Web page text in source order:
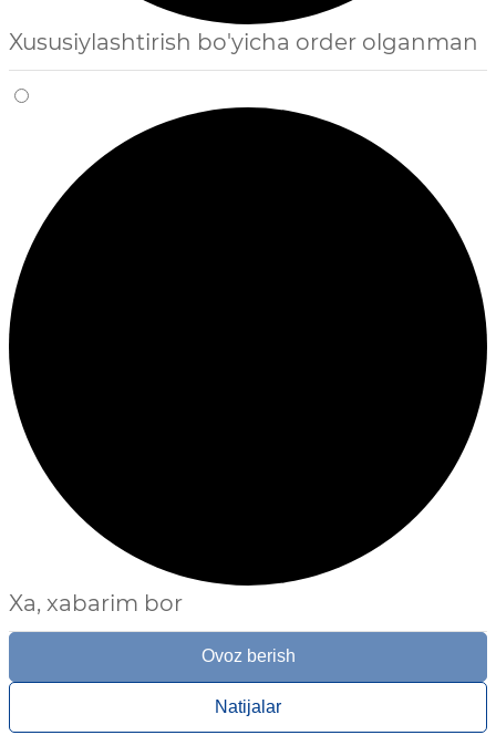
Xususiylashtirish bo'yicha order olganman
Xa, xabarim bor
Ovoz berish
Natijalar